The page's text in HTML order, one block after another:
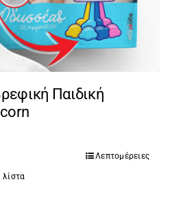
Παιδική
Λεπτομέρειες